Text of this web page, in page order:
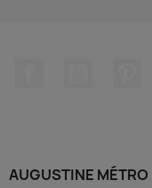
AUGUSTINE MÉTRO